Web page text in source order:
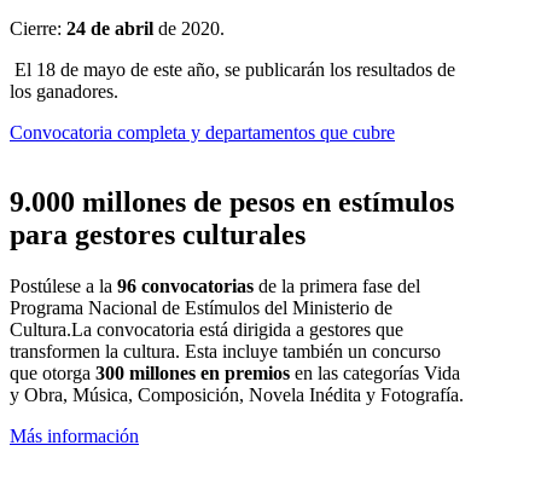
Cierre: 24 de abril de 2020.
El 18 de mayo de este año, se publicarán los resultados de
los ganadores.
Convocatoria completa y departamentos que cubre
9.000 millones de pesos en estímulos
para gestores culturales
Postúlese a la 96 convocatorias de la primera fase del
Programa Nacional de Estímulos del Ministerio de
Cultura.La convocatoria está dirigida a gestores que
transformen la cultura. Esta incluye también un concurso
que otorga 300 millones en premios en las categorías Vida
y Obra, Música, Composición, Novela Inédita y Fotografía.
Más información